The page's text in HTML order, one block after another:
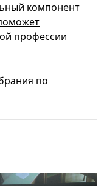
компонент
профессии
по